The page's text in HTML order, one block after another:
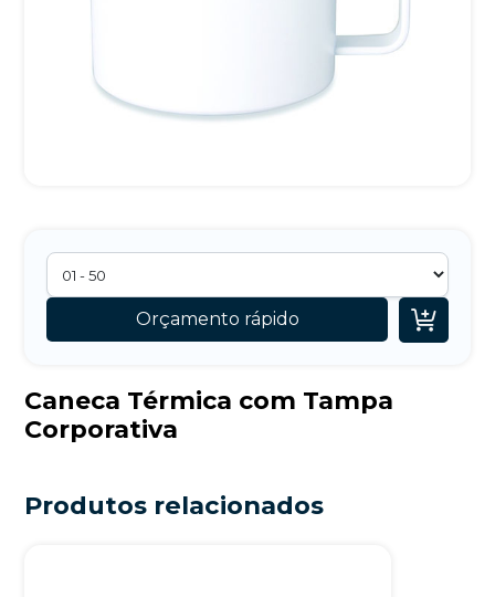
Orçamento rápido 
Caneca Térmica com Tampa
Corporativa
Produtos relacionados